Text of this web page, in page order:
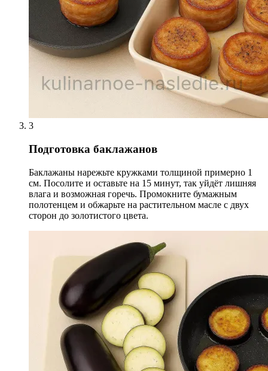
3
Подготовка баклажанов
Баклажаны нарежьте кружками толщиной примерно 1
см. Посолите и оставьте на 15 минут, так уйдёт лишняя
влага и возможная горечь. Промокните бумажным
полотенцем и обжарьте на растительном масле с двух
сторон до золотистого цвета.